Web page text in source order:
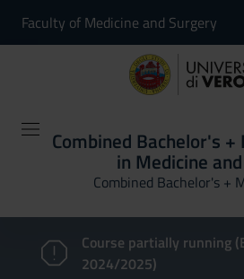
Faculty of Medicine and Surgery
Combined Bachelor's
in Medicine
Combined Bachelor's +
Course partially running
2024/2025)